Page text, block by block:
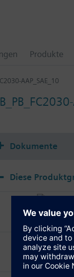
Produkte
AAP_SAE_10
Dokumente
Diese